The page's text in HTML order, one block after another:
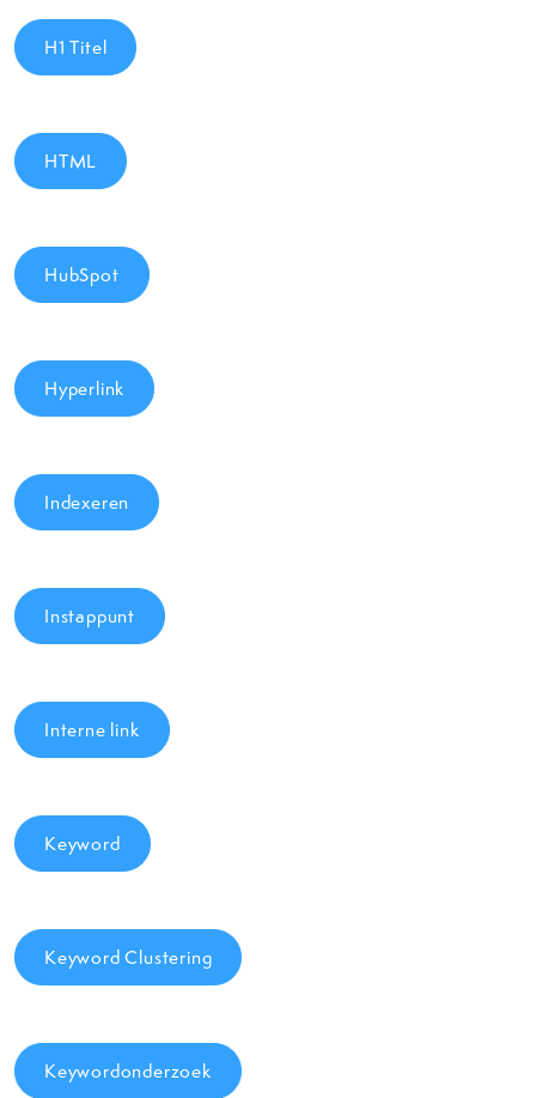
H1 Titel
HTML
HubSpot
Hyperlink
Indexeren
Instappunt
Interne link
Keyword
Keyword Clustering
Keywordonderzoek